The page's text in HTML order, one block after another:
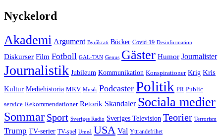
Nyckelord
Akademi Argument Byråkrati Böcker Covid-19 Desinformation
Diskurser Film Fotboll GAL-TAN Genus Gäster Humor Journalister
Journalistik Jubileum Kommunikation Konspirationer Krig Kris
Kultur Mediehistoria MKV Musik Podcaster Politik PR Public
service Rekommendationer Retorik Skandaler Sociala medier
Sommar Sport Sveriges Radio Sveriges Television Teorier Terrorism
Trump TV-serier TV-spel Umeå USA Val Yttrandefrihet